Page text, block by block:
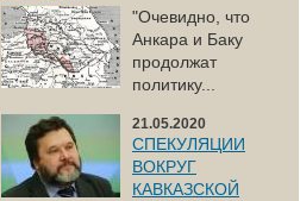
"Очевидно, что
Анкара и Баку
продолжат
политику...
21.05.2020
СПЕКУЛЯЦИИ
ВОКРУГ
КАВКАЗСКОЙ